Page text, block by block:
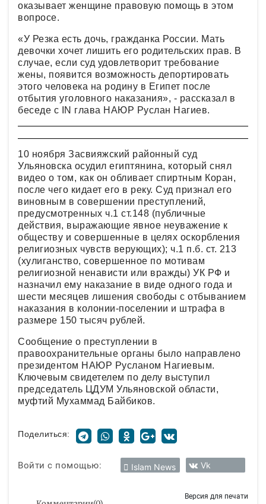
оказывает женщине правовую помощь в этом
вопросе.
«У Резка есть дочь, гражданка России. Мать
девочки хочет лишить его родительских прав. В
случае, если суд удовлетворит требование
жены, появится возможность депортировать
этого человека на родину в Египет после
отбытия уголовного наказания», - рассказал в
беседе с IN глава НАЮР Руслан Нагиев.
10 ноября Засвияжский районный суд
Ульяновска осудил египтянина, который снял
видео о том, как он обливает спиртным Коран,
после чего кидает его в реку. Суд признал его
виновным в совершении преступлений,
предусмотренных ч.1 ст.148 (публичные
действия, выражающие явное неуважение к
обществу и совершенные в целях оскорбления
религиозных чувств верующих); ч.1 п.б. ст. 213
(хулиганство, совершенное по мотивам
религиозной ненависти или вражды) УК РФ и
назначил ему наказание в виде одного года и
шести месяцев лишения свободы с отбыванием
наказания в колонии-поселении и штрафа в
размере 150 тысяч рублей.
Сообщение о преступлении в
правоохранительные органы было направлено
президентом НАЮР Русланом Нагиевым.
Ключевым свидетелем по делу выступил
председатель ЦДУМ Ульяновской области,
муфтий Мухаммад Байбиков.
Поделиться:
Войти с помощью: Islam News Vk
Версия для печати